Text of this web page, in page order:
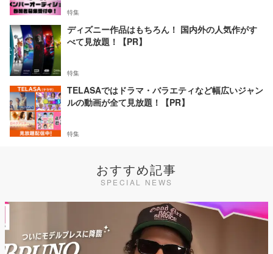
特集
ディズニー作品はもちろん！ 国内外の人気作がす
べて見放題！【PR】
特集
TELASAではドラマ・バラエティなど幅広いジャン
ルの動画が全て見放題！【PR】
特集
おすすめ記事
SPECIAL NEWS